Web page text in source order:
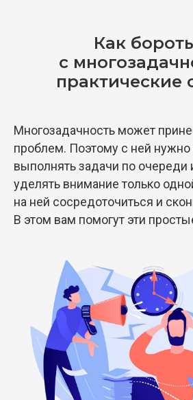
Как
с
практические
Многозадачность может
проблем. Поэтому с ней нужно
выполнять задачи по
уделять внимание только
на ней сосредоточиться и
В этом вам помогут эти